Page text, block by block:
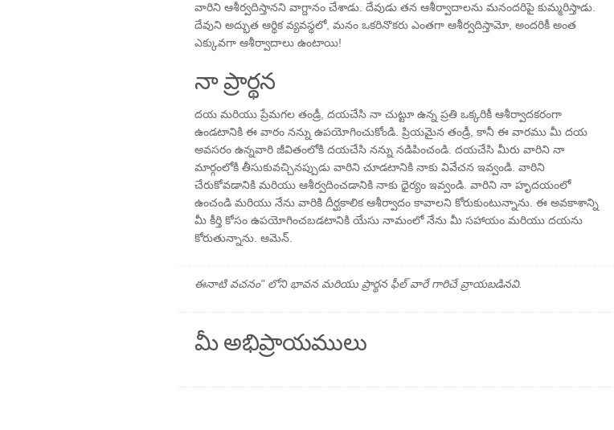
వారిని ఆశీర్వదిస్తానని వాగ్దానం చేశాడు. దేవుడు తన ఆశీర్వాదాలను మనందరిపై కుమ్మరిస్తాడు.
దేవుని అద్భుత ఆర్థిక వ్యవస్థలో, మనం ఒకరినొకరు ఎంతగా ఆశీర్వదిస్తామో, అందరికీ అంత
ఎక్కువగా ఆశీర్వాదాలు ఉంటాయి!
నా ప్రార్థన
దయ మరియు ప్రేమగల తండ్రీ, దయచేసి నా చుట్టూ ఉన్న ప్రతి ఒక్కరికీ ఆశీర్వాదకరంగా
ఉండటానికి ఈ వారం నన్ను ఉపయోగించుకోండి. ప్రియమైన తండ్రీ, కానీ ఈ వారము మీ దయ
అవసరం ఉన్నవారి జీవితంలోకి దయచేసి నన్ను నడిపించండి. దయచేసి మీరు వారిని నా
మార్గంలోకి తీసుకువచ్చినప్పుడు వారిని చూడటానికి నాకు వివేచన ఇవ్వండి. వారిని
చేరుకోవడానికి మరియు ఆశీర్వదించడానికి నాకు ధైర్యం ఇవ్వండి. వారిని నా హృదయంలో
ఉంచండి మరియు నేను వారికి దీర్ఘకాలిక ఆశీర్వాదం కావాలని కోరుకుంటున్నాను. ఈ అవకాశాన్ని
మీ కీర్తి కోసం ఉపయోగించబడటానికి యేసు నామంలో నేను మీ సహాయం మరియు దయను
కోరుతున్నాను. ఆమెన్.
ఈనాటి వచనం" లోని భావన మరియు ప్రార్థన ఫీల్ వారే గారిచే వ్రాయబడినవి.
మీ అభిప్రాయములు